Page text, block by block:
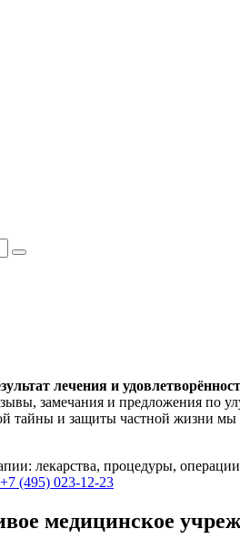
лечения и
замечания и предложения по
тайны и защиты частной жизни мы
лекарства, процедуры,
+7 (495) 023-12-23
медицинское